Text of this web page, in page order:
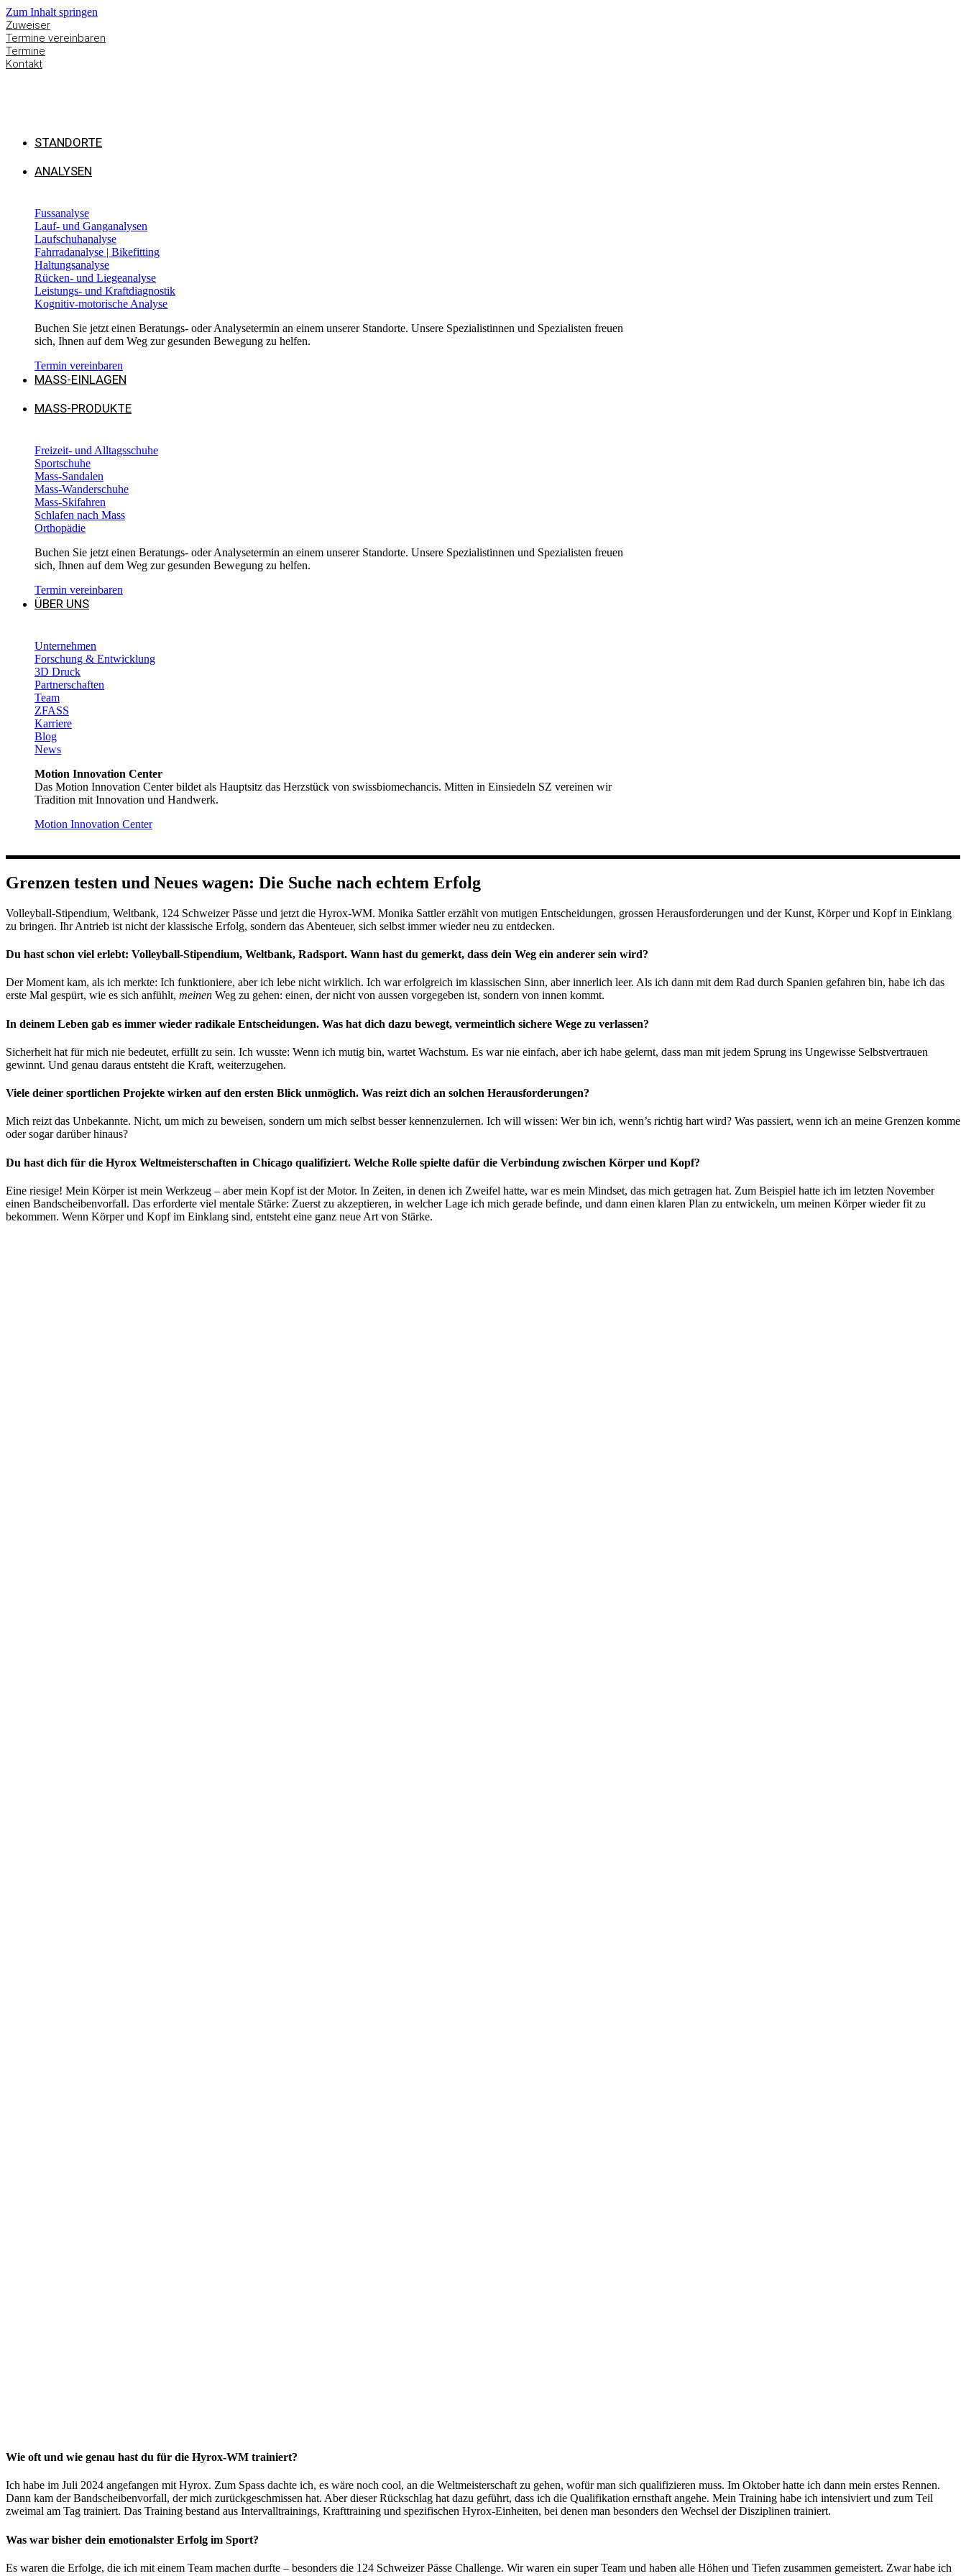
Zum Inhalt springen
Zuweiser
Termine vereinbaren
Termine
Kontakt
STANDORTE
ANALYSEN
Fussanalyse
Lauf- und Ganganalysen
Laufschuhanalyse
Fahrradanalyse | Bikefitting
Haltungsanalyse
Rücken- und Liegeanalyse
Leistungs- und Kraftdiagnostik
Kognitiv-motorische Analyse
Buchen Sie jetzt einen Beratungs- oder Analysetermin an einem unserer Standorte. Unsere Spezialistinnen und Spezialisten freuen
sich, Ihnen auf dem Weg zur gesunden Bewegung zu helfen.
Termin vereinbaren
MASS-EINLAGEN
MASS-PRODUKTE
Freizeit- und Alltagsschuhe
Sportschuhe
Mass-Sandalen
Mass-Wanderschuhe
Mass-Skifahren
Schlafen nach Mass
Orthopädie
Buchen Sie jetzt einen Beratungs- oder Analysetermin an einem unserer Standorte. Unsere Spezialistinnen und Spezialisten freuen
sich, Ihnen auf dem Weg zur gesunden Bewegung zu helfen.
Termin vereinbaren
ÜBER UNS
Unternehmen
Forschung & Entwicklung
3D Druck
Partnerschaften
Team
ZFASS
Karriere
Blog
News
Motion Innovation Center
Das Motion Innovation Center bildet als Hauptsitz das Herzstück von swissbiomechancis. Mitten in Einsiedeln SZ vereinen wir
Tradition mit Innovation und Handwerk.
Motion Innovation Center
Grenzen testen und Neues wagen: Die Suche nach echtem Erfolg
Volleyball-Stipendium, Weltbank, 124 Schweizer Pässe und jetzt die Hyrox-WM. Monika Sattler erzählt von mutigen Entscheidungen, grossen Herausforderungen und der Kunst, Körper und Kopf in Einklang
zu bringen. Ihr Antrieb ist nicht der klassische Erfolg, sondern das Abenteuer, sich selbst immer wieder neu zu entdecken.
Du hast schon viel erlebt: Volleyball-Stipendium, Weltbank, Radsport. Wann hast du gemerkt, dass dein Weg ein anderer sein wird?
Der Moment kam, als ich merkte: Ich funktioniere, aber ich lebe nicht wirklich. Ich war erfolgreich im klassischen Sinn, aber innerlich leer. Als ich dann mit dem Rad durch Spanien gefahren bin, habe ich das
erste Mal gespürt, wie es sich anfühlt, meinen Weg zu gehen: einen, der nicht von aussen vorgegeben ist, sondern von innen kommt.
In deinem Leben gab es immer wieder radikale Entscheidungen. Was hat dich dazu bewegt, vermeintlich sichere Wege zu verlassen?
Sicherheit hat für mich nie bedeutet, erfüllt zu sein. Ich wusste: Wenn ich mutig bin, wartet Wachstum. Es war nie einfach, aber ich habe gelernt, dass man mit jedem Sprung ins Ungewisse Selbstvertrauen
gewinnt. Und genau daraus entsteht die Kraft, weiterzugehen.
Viele deiner sportlichen Projekte wirken auf den ersten Blick unmöglich. Was reizt dich an solchen Herausforderungen?
Mich reizt das Unbekannte. Nicht, um mich zu beweisen, sondern um mich selbst besser kennenzulernen. Ich will wissen: Wer bin ich, wenn’s richtig hart wird? Was passiert, wenn ich an meine Grenzen komme
oder sogar darüber hinaus?
Du hast dich für die Hyrox Weltmeisterschaften in Chicago qualifiziert. Welche Rolle spielte dafür die Verbindung zwischen Körper und Kopf?
Eine riesige! Mein Körper ist mein Werkzeug – aber mein Kopf ist der Motor. In Zeiten, in denen ich Zweifel hatte, war es mein Mindset, das mich getragen hat. Zum Beispiel hatte ich im letzten November
einen Bandscheibenvorfall. Das erforderte viel mentale Stärke: Zuerst zu akzeptieren, in welcher Lage ich mich gerade befinde, und dann einen klaren Plan zu entwickeln, um meinen Körper wieder fit zu
bekommen. Wenn Körper und Kopf im Einklang sind, entsteht eine ganz neue Art von Stärke.
Wie oft und wie genau hast du für die Hyrox-WM trainiert?
Ich habe im Juli 2024 angefangen mit Hyrox. Zum Spass dachte ich, es wäre noch cool, an die Weltmeisterschaft zu gehen, wofür man sich qualifizieren muss. Im Oktober hatte ich dann mein erstes Rennen.
Dann kam der Bandscheibenvorfall, der mich zurückgeschmissen hat. Aber dieser Rückschlag hat dazu geführt, dass ich die Qualifikation ernsthaft angehe. Mein Training habe ich intensiviert und zum Teil
zweimal am Tag trainiert. Das Training bestand aus Intervalltrainings, Krafttraining und spezifischen Hyrox-Einheiten, bei denen man besonders den Wechsel der Disziplinen trainiert.
Was war bisher dein emotionalster Erfolg im Sport?
Es waren die Erfolge, die ich mit einem Team machen durfte – besonders die 124 Schweizer Pässe Challenge. Wir waren ein super Team und haben alle Höhen und Tiefen zusammen gemeistert. Zwar habe ich